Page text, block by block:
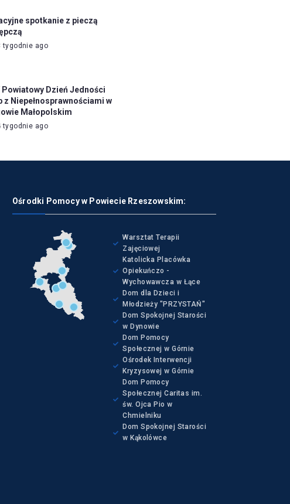
spotkanie z pieczą
tygodnie ago
Powiatowy Dzień Jedności
z Niepełnosprawnościami w
Małopolskim
tygodnie ago
Ośrodki Pomocy w Powiecie Rzeszowskim:
Warsztat Terapii
Zajęciowej
Katolicka Placówka
Opiekuńczo -
Wychowawcza w Łące
Dom dla Dzieci i
Młodzieży "PRZYSTAŃ"
Dom Spokojnej Starości
w Dynowie
Dom Pomocy
Społecznej w Górnie
Ośrodek Interwencji
Kryzysowej w Górnie
Dom Pomocy
Społecznej Caritas im.
św. Ojca Pio w
Chmielniku
Dom Spokojnej Starości
w Kąkolówce